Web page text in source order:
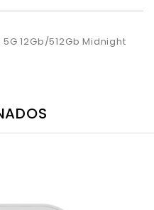
12Gb/512Gb Midnight